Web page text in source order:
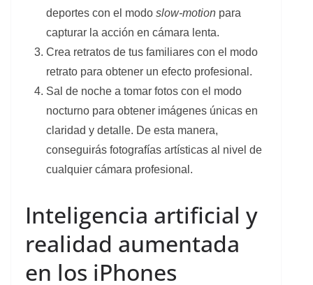
deportes con el modo slow-motion para
capturar la acción en cámara lenta.
Crea retratos de tus familiares con el modo
retrato para obtener un efecto profesional.
Sal de noche a tomar fotos con el modo
nocturno para obtener imágenes únicas en
claridad y detalle. De esta manera,
conseguirás fotografías artísticas al nivel de
cualquier cámara profesional.
Inteligencia artificial y
realidad aumentada
en los iPhones